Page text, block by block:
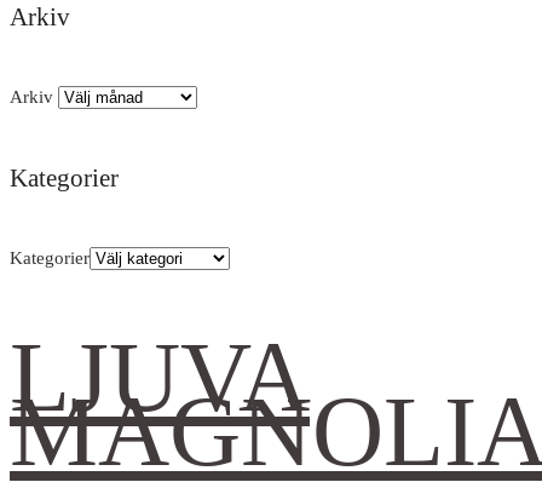
Arkiv
Arkiv
Kategorier
Kategorier
LJUVA